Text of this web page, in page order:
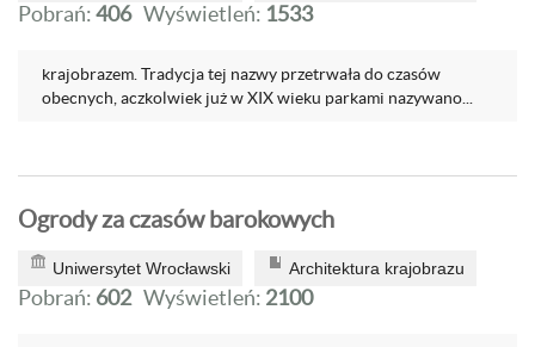
Pobrań:406 Wyświetleń: 1533
krajobrazem. Tradycja tej nazwy przetrwała do czasów
obecnych, aczkolwiek już w XIX wieku parkami nazywano...
Ogrody za czasów barokowych
Uniwersytet Wrocławski Architektura krajobrazu
Pobrań: 602 Wyświetleń: 2100